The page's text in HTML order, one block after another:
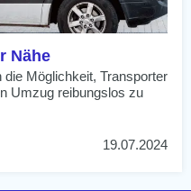
Nähe
Möglichkeit, Transporter
Umzug reibungslos zu
19.07.2024